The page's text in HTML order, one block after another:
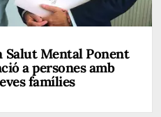
Salut Mental Ponent
a persones amb
famílies